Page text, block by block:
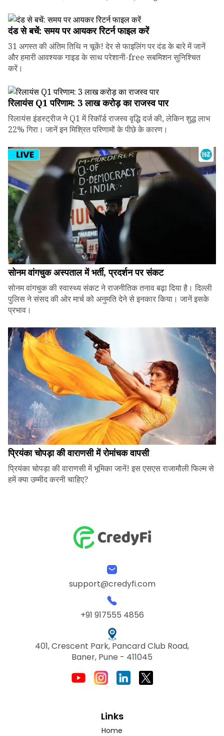
दंड से बचें: समय पर आयकर रिटर्न फाइल करें
31 अगस्त की अंतिम तिथि न चूकें! देर से फाइलिंग पर दंड के बारे में जानें
और हमारी आवश्यक गाइड के साथ परेशानी-free सबमिशन सुनिश्चित
करें।
रिलायंस Q1 परिणाम: ₹3 लाख करोड़ का राजस्व पार
रिलायंस इंडस्ट्रीज ने Q1 में रिकॉर्ड राजस्व वृद्धि दर्ज की, लेकिन शुद्ध लाभ
22% गिरा। जानें इन मिश्रित परिणामों के पीछे के कारण।
सोनम वांगचुक अस्पताल में भर्ती, प्रदर्शन पर संकट
सोनम वांगचुक की स्वास्थ्य संकट ने राजनीतिक तनाव बढ़ा दिया है। दिल्ली
पुलिस ने संसद की ओर मार्च को अनुमति देने से इनकार किया। जानें इसके
प्रभाव।
प्रियंका चोपड़ा की वाराणसी में रोमांचक वापसी
प्रियंका चोपड़ा की वाराणसी में भूमिका जानें! इस एसएस राजामौली फिल्म से
हमें क्या उम्मीद करनी चाहिए?
support@credyfi.com
+91 917555 4856
401, Crescent Park, Pancard Club Road,
Baner, Pune - 411045
Links
Home